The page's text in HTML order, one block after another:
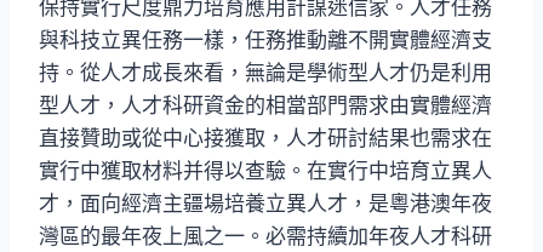
保持實行尺度鼎力培育應用計謀迷信家。人才任務
與科技立異任務一樣，任務推動離不開實體經濟支
持。從人才成長來看，無論是學術型人才仍是利用
型人才，人才科研資金的相當部門需求由實體經濟
直接贊助或從中心接獲取，人才研討結果也需求在
實行中獲取材料并得以查驗。在實行中培育立異人
才，面向經濟主疆場培養立異人才，是粵港澳年夜
灣區的最年夜上風之一。必需持續加年夜人才科研